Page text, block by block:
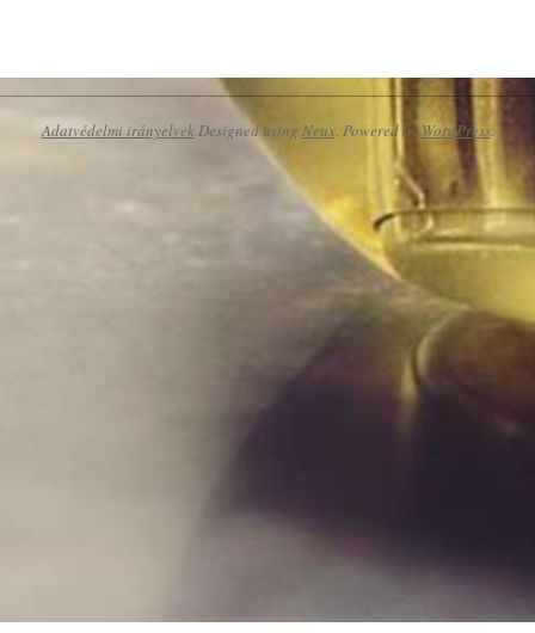
Adatvédelmi irányelvekDesigned using Neux. Powered byWordPress.